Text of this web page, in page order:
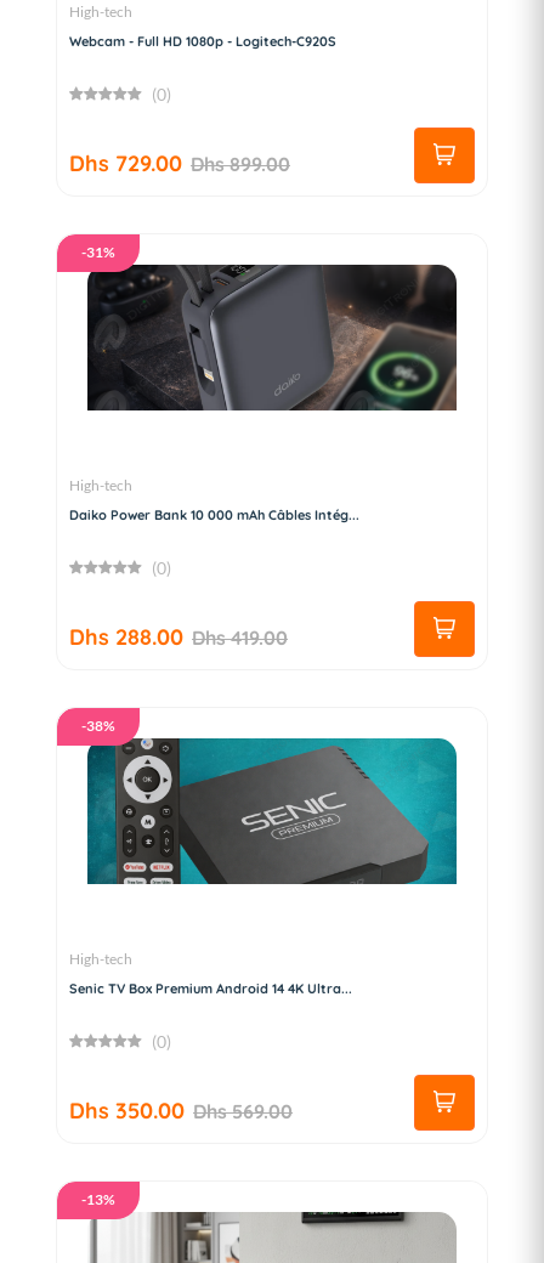
High-tech
Webcam - Full HD 1080p - Logitech-C920S
(0)
Dhs 729.00 Dhs 899.00
-31%
High-tech
Daiko Power Bank 10 000 mAh Câbles Intég...
(0)
Dhs 288.00 Dhs 419.00
-38%
High-tech
Senic TV Box Premium Android 14 4K Ultra...
(0)
Dhs 350.00 Dhs 569.00
-13%